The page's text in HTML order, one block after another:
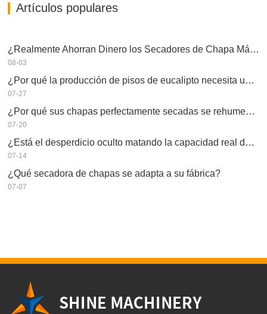
Artículos populares
¿Realmente Ahorran Dinero los Secadores de Chapa Más Grandes?
08-03
¿Por qué la producción de pisos de eucalipto necesita un secador de chapas?
07-27
¿Por qué sus chapas perfectamente secadas se rehumedecen?
07-20
¿Está el desperdicio oculto matando la capacidad real de su secador de chapas?
07-14
¿Qué secadora de chapas se adapta a su fábrica?
07-07